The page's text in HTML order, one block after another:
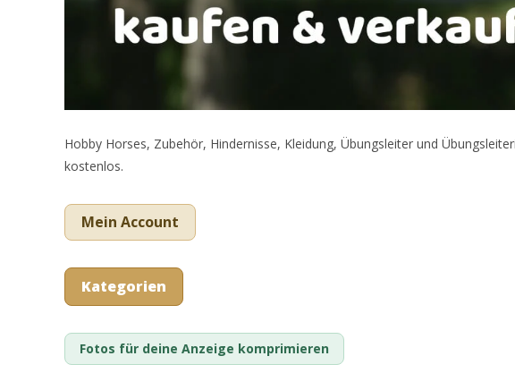
Hobby Horses, Zubehör, Hindernisse, Kleidung, Übungsleiter und
kostenlos.
Mein Account
Kategorien
Fotos für deine Anzeige komprimieren